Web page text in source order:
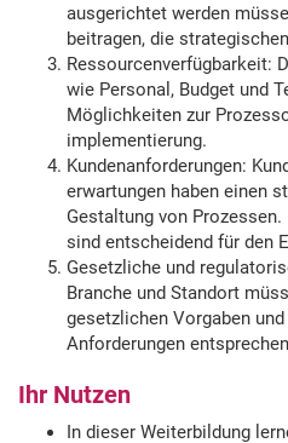
ausgerichtet werden
beitragen, die
Ressourcenverfügbarkeit:
wie Personal, Budget und
Möglichkeiten zur
implementierung.
Kundenanforderungen:
erwartungen haben einen
Gestaltung von
sind entscheidend für den
Gesetzliche und
Branche und Standort
gesetzlichen Vorgaben
Anforderungen
Ihr Nutzen
In dieser Weiterbildung